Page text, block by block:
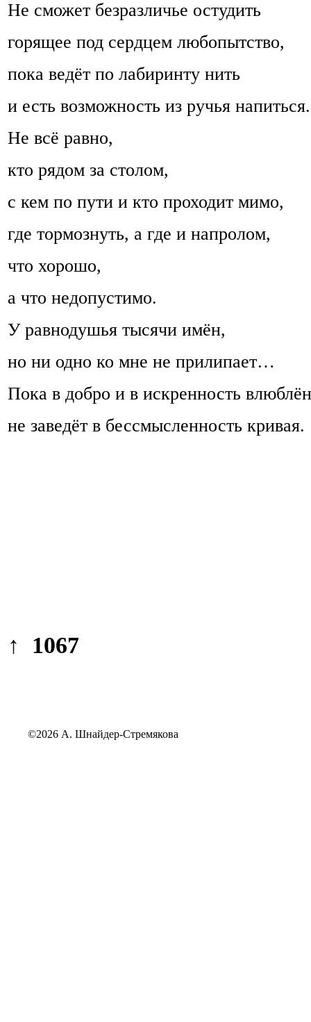
Не сможет безразличье остудить
горящее под сердцем любопытство,
пока ведёт по лабиринту нить
и есть возможность из ручья напиться.
Не всё равно,
кто рядом за столом,
с кем по пути и кто проходит мимо,
где тормознуть, а где и напролом,
что хорошо,
а что недопустимо.
У равнодушья тысячи имён,
но ни одно ко мне не прилипает…
Пока в добро и в искренность
не заведёт в бессмысленность кривая.
↑ 1067
©2026 А. Шнайдер-Стремякова